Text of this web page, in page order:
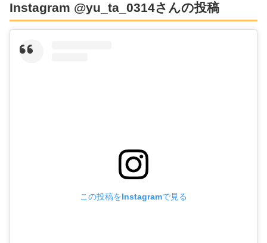
Instagram @yu_ta_0314さんの投稿
この投稿をInstagramで見る